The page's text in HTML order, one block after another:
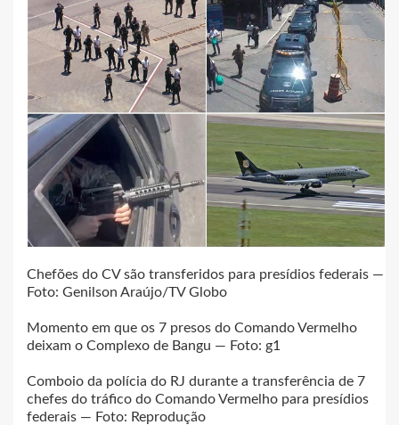
Chefões do CV são transferidos para presídios federais —
Foto: Genilson Araújo/TV Globo
Momento em que os 7 presos do Comando Vermelho
deixam o Complexo de Bangu — Foto: g1
Comboio da polícia do RJ durante a transferência de 7
chefes do tráfico do Comando Vermelho para presídios
federais — Foto: Reprodução